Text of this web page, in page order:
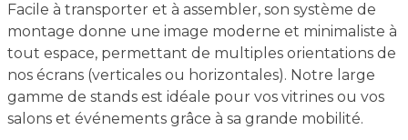
Facile à transporter et à assembler, son système de
montage donne une image moderne et minimaliste à
tout espace, permettant de multiples orientations de
nos écrans (verticales ou horizontales). Notre large
gamme de stands est idéale pour vos vitrines ou vos
salons et événements grâce à sa grande mobilité.